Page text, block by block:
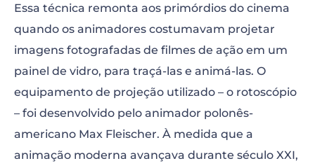
Essa técnica remonta aos primórdios do cinema
quando os animadores costumavam projetar
imagens fotografadas de filmes de ação em um
painel de vidro, para traçá-las e animá-las. O
equipamento de projeção utilizado – o rotoscópio
– foi desenvolvido pelo animador polonês-
americano Max Fleischer. À medida que a
animação moderna avançava durante século XXI,